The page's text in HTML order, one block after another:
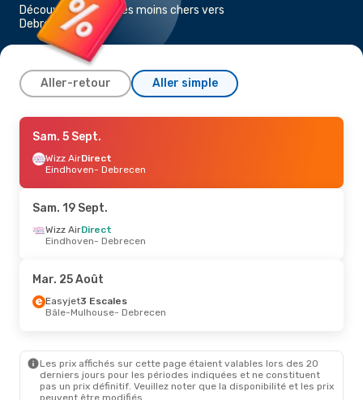
Découvrez les vols les moins chers vers
Debrecen
Aller-retour Aller simple
Mar. 25 Août
2 Escales
Lufthansa1 Escale
Debrecen- Zurich
Sam. 5 Sept.
Wizz AirDirect
Eindhoven- Debrecen
Sam. 19 Sept.
Wizz AirDirect
Eindhoven- Debrecen
Mar. 25 Août
Easyjet3 Escales
Bâle-Mulhouse- Debrecen
Les prix affichés sur cette page étaient valables lors des 20
derniers jours pour les périodes indiquées et ne constituent
pas un prix définitif. Veuillez noter que la disponibilité et les prix
peuvent être modifiés.